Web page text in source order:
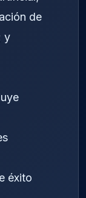
de
y
éxito